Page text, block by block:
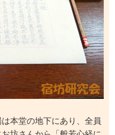
本堂の地下にあり、全員